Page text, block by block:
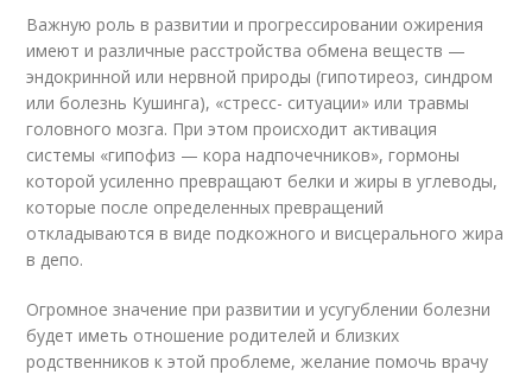
Важную роль в развитии и прогрессировании ожирения
имеют и различные расстройства обмена веществ —
эндокринной или нервной природы (гипотиреоз, синдром
или болезнь Кушинга), «стресс- ситуации» или травмы
головного мозга. При этом происходит активация
системы «гипофиз — кора надпочечников», гормоны
которой усиленно превращают белки и жиры в углеводы,
которые после определенных превращений
откладываются в виде подкожного и висцерального жира
в депо.
Огромное значение при развитии и усугублении болезни
будет иметь отношение родителей и близких
родственников к этой проблеме, желание помочь врачу